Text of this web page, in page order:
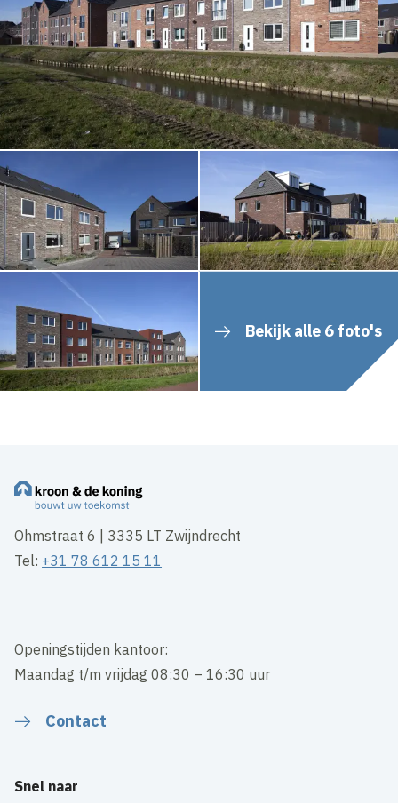
Bekijk alle 6 foto's
Ohmstraat 6 | 3335 LT Zwijndrecht
Tel: +31 78 612 15 11
Openingstijden kantoor:
Maandag t/m vrijdag 08:30 – 16:30 uur
Contact
Snel naar